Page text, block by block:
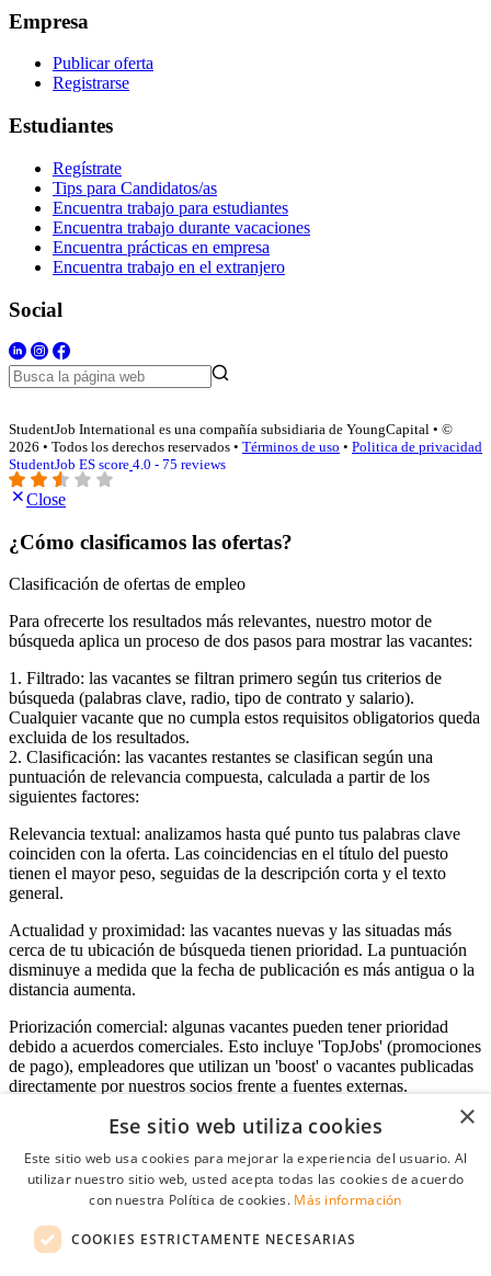
Empresa
Publicar oferta
Registrarse
Estudiantes
Regístrate
Tips para Candidatos/as
Encuentra trabajo para estudiantes
Encuentra trabajo durante vacaciones
Encuentra prácticas en empresa
Encuentra trabajo en el extranjero
Social
StudentJob International es una compañía subsidiaria de YoungCapital • ©
2026 • Todos los derechos reservados • Términos de uso • Politica de privacidad
StudentJob ES score 4.0 - 75 reviews
Close
¿Cómo clasificamos las ofertas?
Clasificación de ofertas de empleo
Para ofrecerte los resultados más relevantes, nuestro motor de
búsqueda aplica un proceso de dos pasos para mostrar las vacantes:
1. Filtrado: las vacantes se filtran primero según tus criterios de
búsqueda (palabras clave, radio, tipo de contrato y salario).
Cualquier vacante que no cumpla estos requisitos obligatorios queda
excluida de los resultados.
2. Clasificación: las vacantes restantes se clasifican según una
puntuación de relevancia compuesta, calculada a partir de los
siguientes factores:
Relevancia textual: analizamos hasta qué punto tus palabras clave
coinciden con la oferta. Las coincidencias en el título del puesto
tienen el mayor peso, seguidas de la descripción corta y el texto
general.
Actualidad y proximidad: las vacantes nuevas y las situadas más
cerca de tu ubicación de búsqueda tienen prioridad. La puntuación
disminuye a medida que la fecha de publicación es más antigua o la
distancia aumenta.
Priorización comercial: algunas vacantes pueden tener prioridad
debido a acuerdos comerciales. Esto incluye 'TopJobs' (promociones
de pago), empleadores que utilizan un 'boost' o vacantes publicadas
directamente por nuestros socios frente a fuentes externas.
Acceso empresas
Contraseña
×
Ese sitio web utiliza cookies
Este sitio web usa cookies para mejorar la experiencia del usuario. Al
utilizar nuestro sitio web, usted acepta todas las cookies de acuerdo
con nuestra Política de cookies. Más información
COOKIES ESTRICTAMENTE NECESARIAS